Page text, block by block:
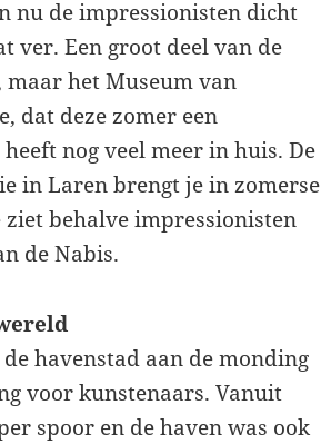
nu de impressionisten dicht
ver. Een groot deel van de
het Museum van
dat deze zomer een
nog veel meer in huis. De
in Laren brengt je in zomerse
ziet behalve impressionisten
de Nabis.
havenstad aan de monding
voor kunstenaars. Vanuit
spoor en de haven was ook